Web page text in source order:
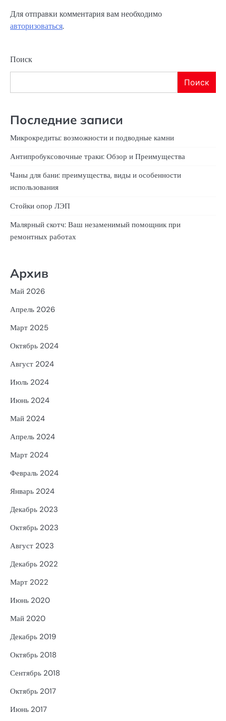
Для отправки комментария вам необходимо
авторизоваться.
Поиск
Поиск
Последние записи
Микрокредиты: возможности и подводные камни
Антипробуксовочные траки: Обзор и Преимущества
Чаны для бани: преимущества, виды и особенности
использования
Стойки опор ЛЭП
Малярный скотч: Ваш незаменимый помощник при
ремонтных работах
Архив
Май 2026
Апрель 2026
Март 2025
Октябрь 2024
Август 2024
Июль 2024
Июнь 2024
Май 2024
Апрель 2024
Март 2024
Февраль 2024
Январь 2024
Декабрь 2023
Октябрь 2023
Август 2023
Декабрь 2022
Март 2022
Июнь 2020
Май 2020
Декабрь 2019
Октябрь 2018
Сентябрь 2018
Октябрь 2017
Июнь 2017